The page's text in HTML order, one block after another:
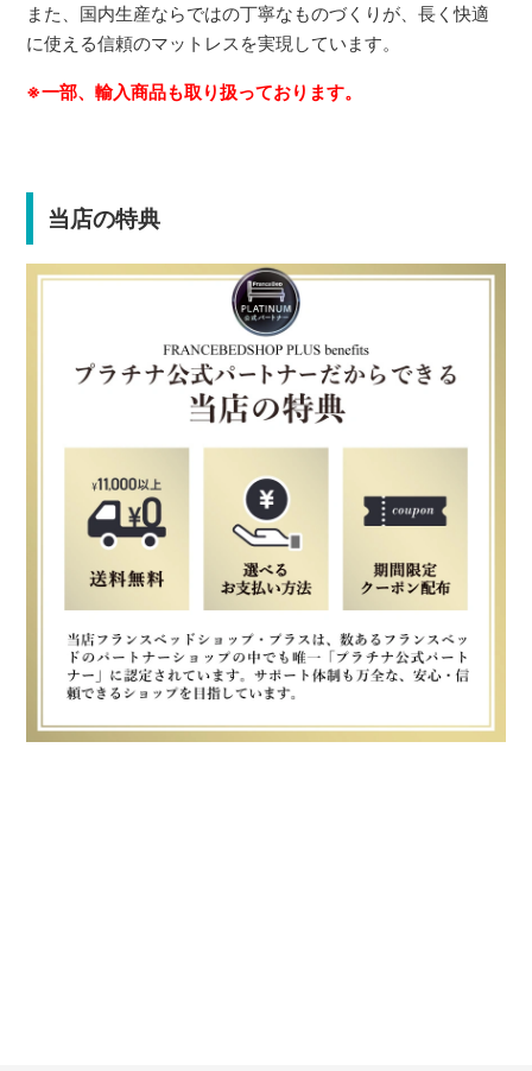
また、国内生産ならではの丁寧なものづくりが、長く快適
に使える信頼のマットレスを実現しています。
※一部、輸入商品も取り扱っております。
当店の特典